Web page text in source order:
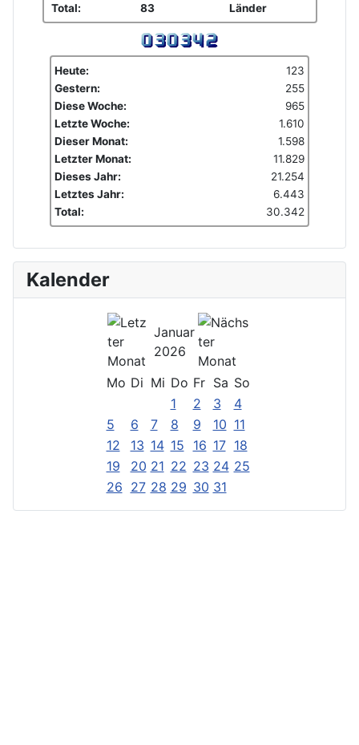
Total: 83 Länder
Heute:
123
Gestern:
255
Diese Woche:
965
Letzte Woche:
1.610
Dieser Monat:
1.598
Letzter Monat:
11.829
Dieses Jahr:
21.254
Letztes Jahr:
6.443
Total:
30.342
Kalender
Januar
2026
Mo Di Mi Do Fr Sa So
1
2 3
4
5
6 7 8 9 10 11
12
13 14 15 16 17 18
19
20 21 22 23 24 25
26 27 28 29 30 31